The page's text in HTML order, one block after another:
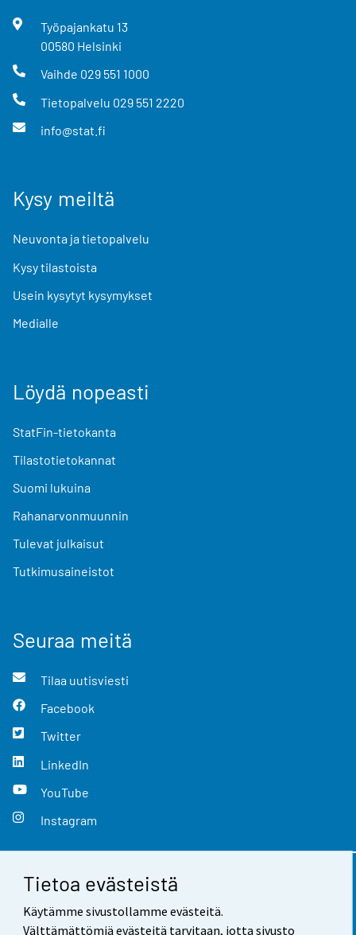
Tietoa evästeistä
Käytämme sivustollamme evästeitä.
Välttämättömiä evästeitä tarvitaan, jotta sivusto
Työpajankatu 13
00580 Helsinki
Vaihde 029 551 1000
Tietopalvelu 029 551 2220
info@stat.fi
Kysy meiltä
Neuvonta ja tietopalvelu
Kysy tilastoista
Usein kysytyt kysymykset
Medialle
Löydä nopeasti
StatFin-tietokanta
Tilastotietokannat
Suomi lukuina
Rahanarvonmuunnin
Tulevat julkaisut
Tutkimusaineistot
Seuraa meitä
Tilaa uutisviesti
Facebook
Twitter
LinkedIn
YouTube
Instagram
Yhteystiedot
Palaute